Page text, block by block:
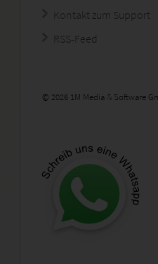
Kontakt zum Support
RSS-Feed
© 2026 1M Media & Software